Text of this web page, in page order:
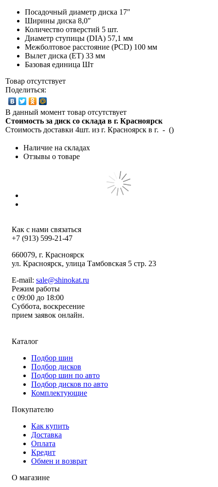
Посадочный диаметр диска 17″
Ширины диска 8,0″
Количество отверстий 5 шт.
Диаметр ступицы (DIA) 57,1 мм
Межболтовое расстояние (PCD) 100 мм
Вылет диска (ET) 33 мм
Базовая единица Шт
Товар отсутствует
Поделиться:
В данный момент товар отсутствует
Стоимость за диск со склада в г. Красноярск
Стоимость доставки 4шт. из г. Красноярск в г. - ()
Наличие на складах
Отзывы о товаре
Как с нами связаться
+7 (913) 599-21-47
660079, г. Красноярск
ул. Красноярск, улица Тамбовская 5 стр. 23
E-mail: sale@shinokat.ru
Режим работы
с 09:00 до 18:00
Суббота, воскресение
прием заявок онлайн.
Каталог
Подбор шин
Подбор дисков
Подбор шин по авто
Подбор дисков по авто
Комплектующие
Покупателю
Как купить
Доставка
Оплата
Кредит
Обмен и возврат
О магазине